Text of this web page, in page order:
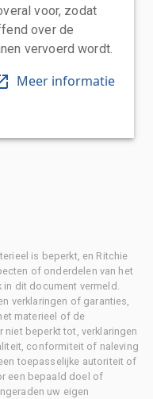
voor, zodat
over de
vervoerd wordt.
Meer informatie
is beperkt, en Ritchie
of onderdelen van het
dit document vermeld.
verklaringen of garanties,
materieel of de
niet beperkt tot, verklaringen
conformiteit of naleving
toepasselijke autoriteit of
een bepaald doel of
uw eigen